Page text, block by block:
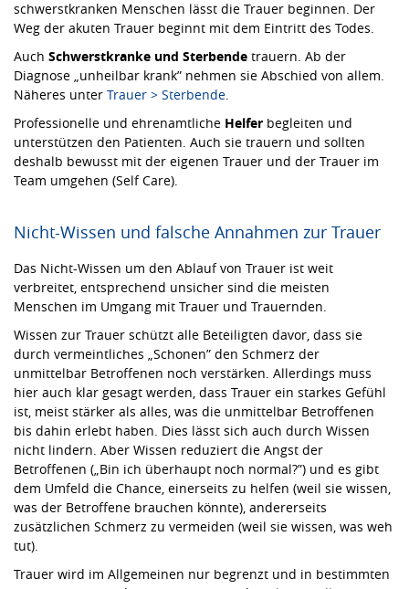
schwerstkranken Menschen lässt die Trauer beginnen. Der
Weg der akuten Trauer beginnt mit dem Eintritt des Todes.
Auch Schwerstkranke und Sterbende trauern. Ab der
Diagnose „unheilbar krank” nehmen sie Abschied von allem.
Näheres unter Trauer > Sterbende
Professionelle und ehrenamtliche Helfer begleiten und
unterstützen den Patienten. Auch sie trauern und sollten
deshalb bewusst mit der eigenen Trauer und der Trauer im
Team umgehen (Self Care).
Nicht-Wissen und falsche Annahmen zur Trauer
Das Nicht-Wissen um den Ablauf von Trauer ist weit
verbreitet, entsprechend unsicher sind die meisten
Menschen im Umgang mit Trauer und Trauernden.
Wissen zur Trauer schützt alle Beteiligten davor, dass sie
durch vermeintliches „Schonen” den Schmerz der
unmittelbar Betroffenen noch verstärken. Allerdings muss
hier auch klar gesagt werden, dass Trauer ein starkes Gefühl
ist, meist stärker als alles, was die unmittelbar Betroffenen
bis dahin erlebt haben. Dies lässt sich auch durch Wissen
nicht lindern. Aber Wissen reduziert die Angst der
Betroffenen („Bin ich überhaupt noch normal?”) und es gibt
dem Umfeld die Chance, einerseits zu helfen (weil sie wissen,
was der Betroffene brauchen könnte), andererseits
zusätzlichen Schmerz zu vermeiden (weil sie wissen, was weh
tut).
Trauer wird im Allgemeinen nur begrenzt und in bestimmten